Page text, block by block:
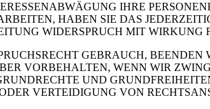
IHRE
HABEN SIE DAS
WIDERSPRUCH MIT
GEBRAUCH,
VORBEHALTEN, WENN WIR
UND
VERTEIDIGUNG VON